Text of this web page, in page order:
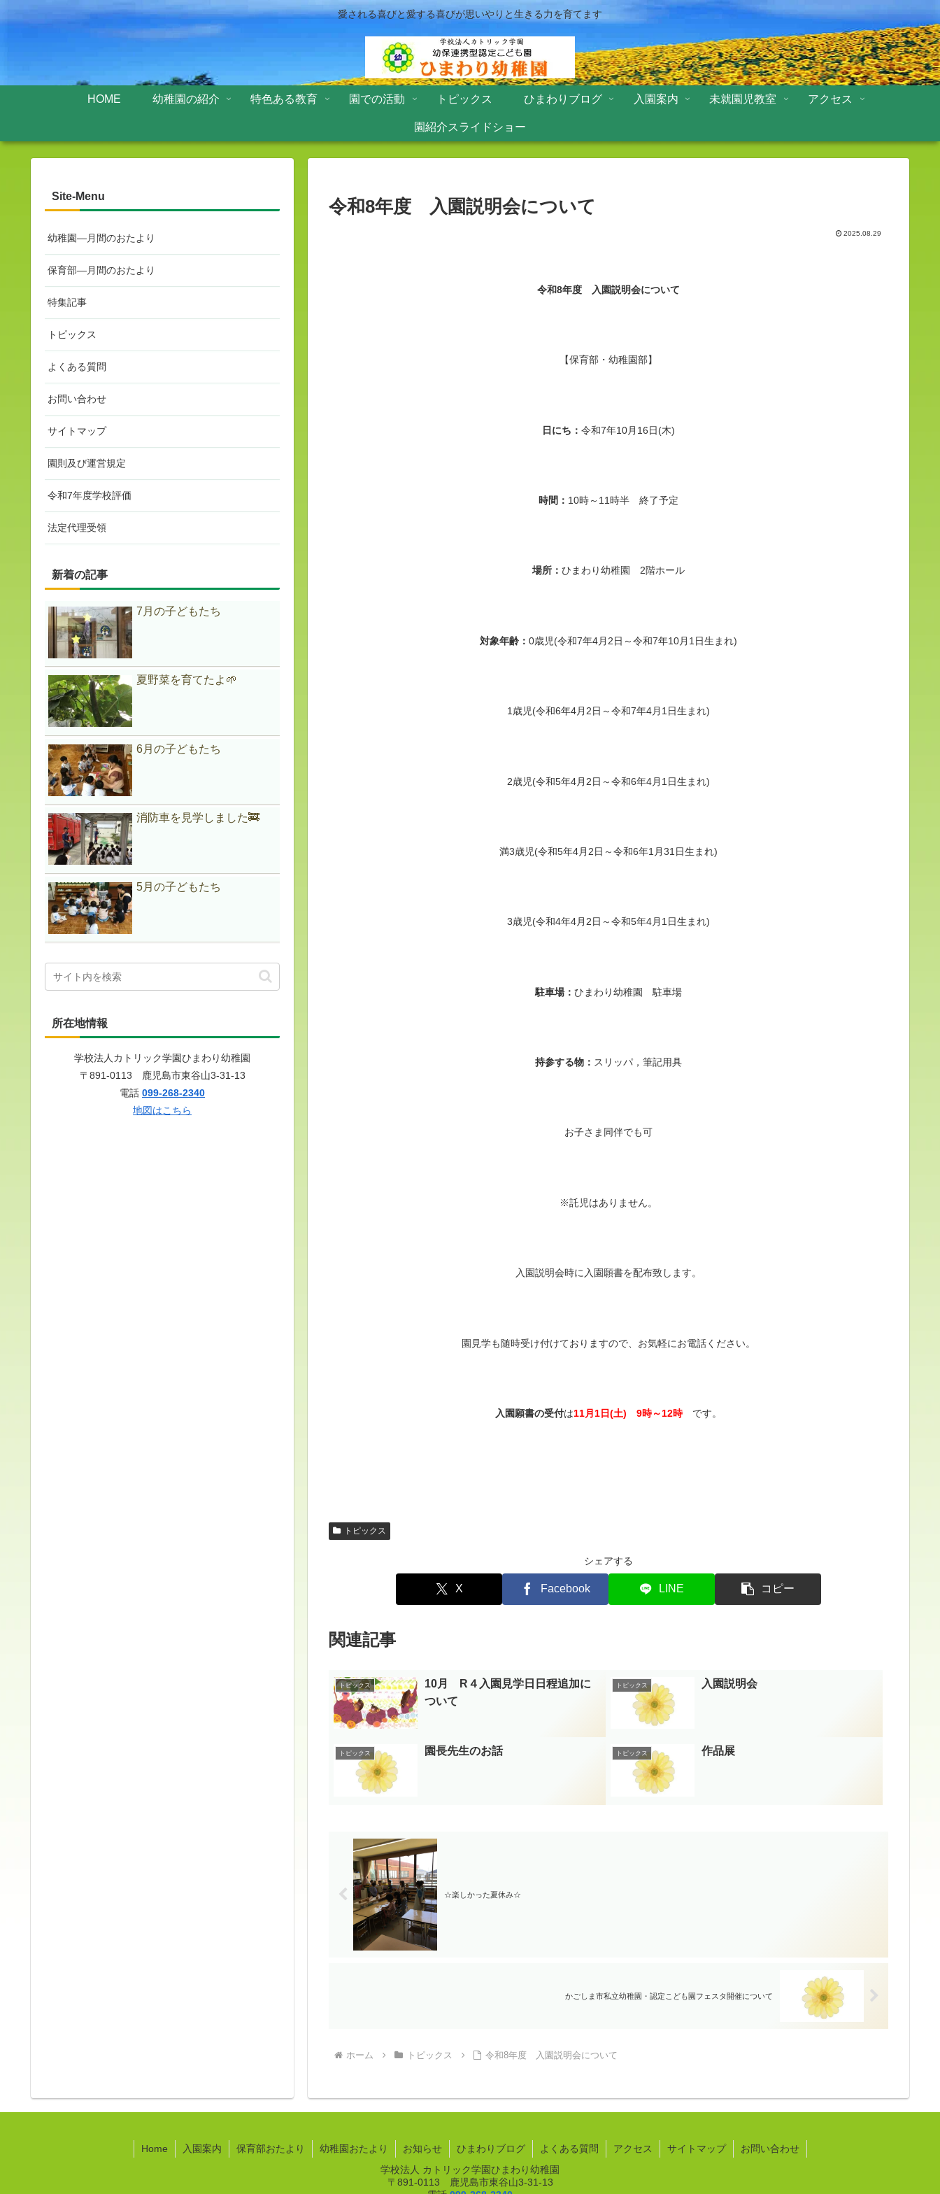
愛される喜びと愛する喜びが思いやりと生きる力を育てます
HOME 幼稚園の紹介 特色ある教育 園での活動 トピックス ひまわりブログ 入園案内 未就園児教室 アクセス
園紹介スライドショー
令和8年度 入園説明会について
2025.08.29
令和8年度 入園説明会について
【保育部・幼稚園部】
日にち： 令和7年10月16日(木)
時間： 10時～11時半 終了予定
場所： ひまわり幼稚園 2階ホール
対象年齢： 0歳児(令和7年4月2日～令和7年10月1日生まれ)
1歳児(令和6年4月2日～令和7年4月1日生まれ)
2歳児(令和5年4月2日～令和6年4月1日生まれ)
満3歳児(令和5年4月2日～令和6年1月31日生まれ)
3歳児(令和4年4月2日～令和5年4月1日生まれ)
駐車場： ひまわり幼稚園 駐車場
持参する物： スリッパ，筆記用具
お子さま同伴でも可
※託児はありません。
入園説明会時に入園願書を配布致します。
園見学も随時受け付けておりますので、お気軽にお電話ください。
入園願書の受付は11月1日(土) 9時～12時 です。
トピックス
シェアする
X Facebook LINE コピー
関連記事
トピックス
10月 R４入園見学日日程追加に
ついて
トピックス 入園説明会
トピックス 園長先生のお話 トピックス 作品展
☆楽しかった夏休み☆
かごしま市私立幼稚園・認定こども園フェスタ開催について
ホーム トピックス 令和8年度 入園説明会について
Site-Menu
幼稚園—月間のおたより
保育部—月間のおたより
特集記事
トピックス
よくある質問
お問い合わせ
サイトマップ
園則及び運営規定
令和7年度学校評価
法定代理受領
新着の記事
7月の子どもたち
夏野菜を育てたよ🌱
6月の子どもたち
消防車を見学しました🚒
5月の子どもたち
所在地情報
学校法人カトリック学園ひまわり幼稚園
〒891-0113 鹿児島市東谷山3-31-13
電話 099-268-2340
地図はこちら
Home 入園案内 保育部おたより 幼稚園おたより お知らせ ひまわりブログ よくある質問 アクセス サイトマップ
お問い合わせ
学校法人 カトリック学園ひまわり幼稚園
〒891-0113 鹿児島市東谷山3-31-13